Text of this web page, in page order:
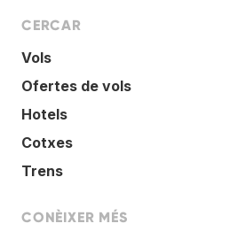
CERCAR
Vols
Ofertes de vols
Hotels
Cotxes
Trens
CONÈIXER MÉS